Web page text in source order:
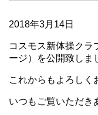
2018年3月14日
コスモス新体操クラ
ージ）を公開致しま
これからもよろしく
いつもご覧いただき